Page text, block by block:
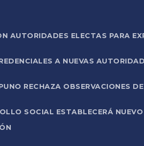
AUTORIDADES ELECTAS PARA
A NUEVAS
RECHAZA OBSERVACIONES
SOCIAL ESTABLECERÁ